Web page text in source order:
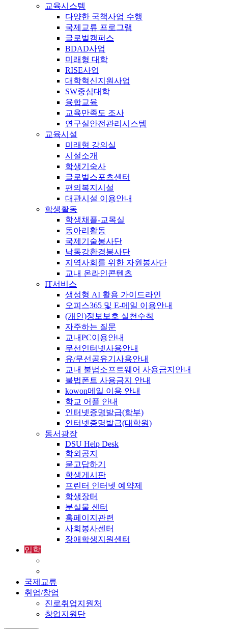
교육시스템
다양한 국책사업 수행
국제교류 프로그램
글로벌캠퍼스
BDAD사업
미래형 대학
RISE사업
대학혁신지원사업
SW중심대학
융합교육
교육만족도 조사
연구실안전관리시스템
교육시설
미래형 강의실
시설소개
학생기숙사
글로벌스포츠센터
편의복지시설
대관시설 이용안내
학생활동
학생채플-교목실
동아리활동
국제기술봉사단
낙동강환경봉사단
지역사회를 위한 자원봉사단
교내 온라인콘텐츠
IT서비스
생성형 AI 활용 가이드라인
오피스365 및 E-메일 이용안내
(개인)정보보호 실천수칙
자주하는 질문
교내PC이용안내
무선인터넷사용안내
유/무선공유기사용안내
교내 불법소프트웨어 사용금지안내
불법폰트 사용금지 안내
kowon메일 이용 안내
학교 어플 안내
인터넷증명발급(학부)
인터넷증명발급(대학원)
동서광장
DSU Help Desk
학외공지
묻고답하기
학생게시판
프린터 인터넷 예약제
학생장터
분실물 센터
홈페이지관련
사회봉사센터
장애학생지원센터
입학
국제교류
취업/창업
진로취업지원처
창업지원단